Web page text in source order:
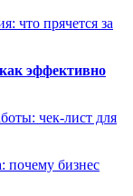
что прячется за
эффективно
чек-лист для
почему бизнес